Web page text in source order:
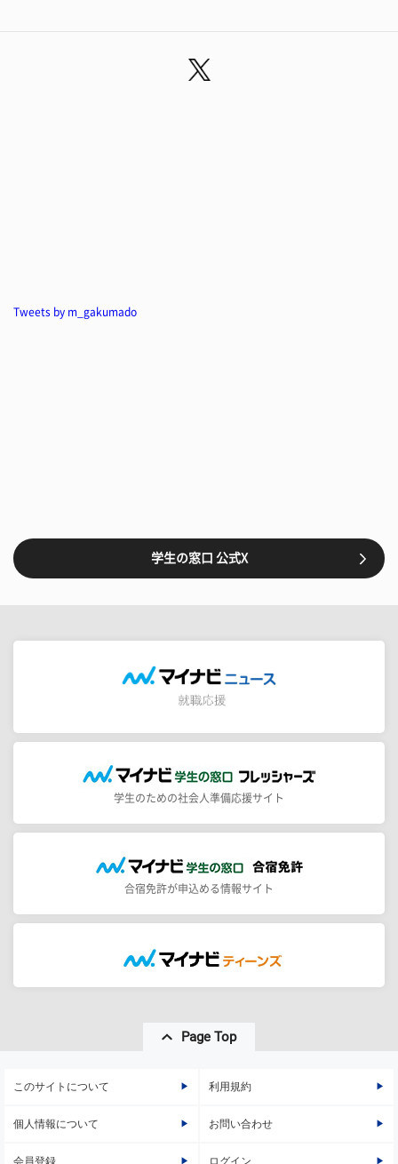
Tweets by m_gakumado
学生の窓口 公式X
学生のための社会人準備応援サイト
合宿免許が申込める情報サイト
Page Top
このサイトについて 利用規約
個人情報について お問い合わせ
会員登録 ログイン